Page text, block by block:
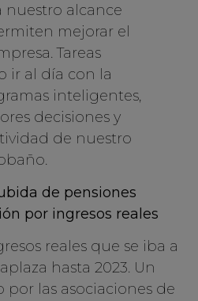
alcance
mejorar el
Tareas
ir al día con la
inteligentes,
decisiones y
de nuestro
de pensiones
por ingresos reales
reales que se iba a
hasta 2023. Un
por las asociaciones de